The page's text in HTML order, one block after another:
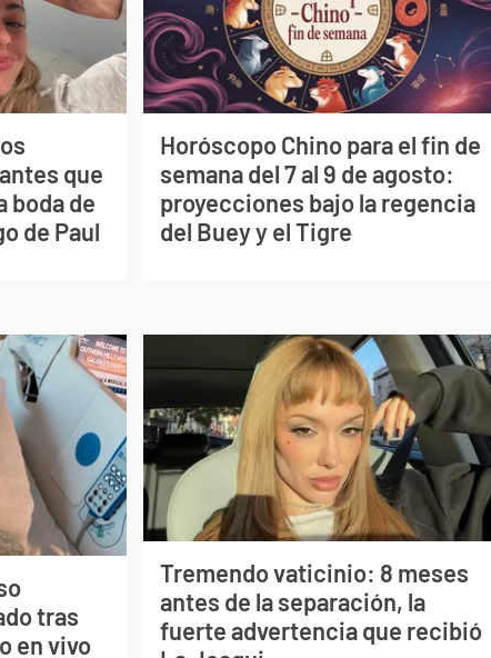
que
boda de
de Paul
Horóscopo Chino para el fin de
semana del 7 al 9 de agosto:
proyecciones bajo la regencia
del Buey y el Tigre
tras
en vivo
Tremendo vaticinio: 8 meses
antes de la separación, la
fuerte advertencia que recibió